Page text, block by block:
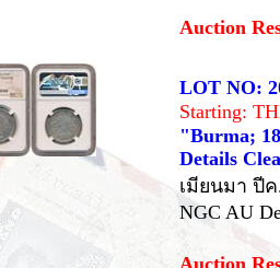
Auction
LOT NO:
Starting:
"Burma;
Details
เมียนมา ปี
NGC AU
Auction